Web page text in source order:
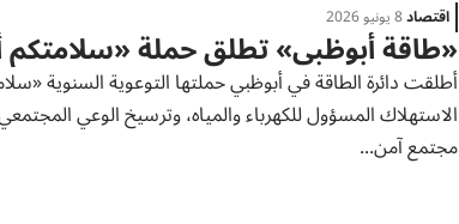
اقتصاد8 يونيو 2026
«طاقة أبوظبي» تطلق حملة «سلامتكم
أطلقت دائرة الطاقة في أبوظبي حملتها التوعوية السنوية
الاستهلاك المسؤول للكهرباء والمياه، وترسيخ الوعي
مجتمع آمن...